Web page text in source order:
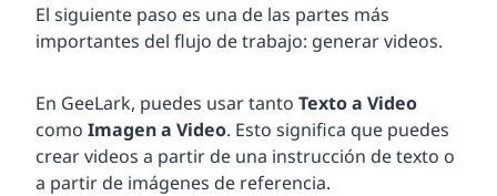
El siguiente paso es una de las partes más
importantes del flujo de trabajo: generar videos.
En GeeLark, puedes usar tanto Texto a Video
como Imagen a Video. Esto significa que puedes
crear videos a partir de una instrucción de texto o
a partir de imágenes de referencia.